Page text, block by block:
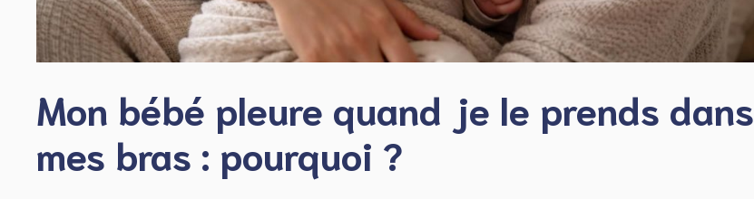
Mon bébé pleure quand je le prends dans
mes bras : pourquoi ?